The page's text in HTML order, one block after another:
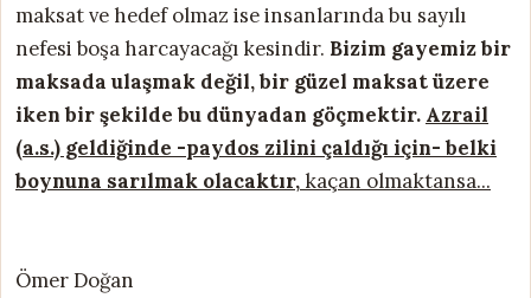
maksat ve hedef olmaz ise insanlarında bu sayılı
nefesi boşa harcayacağı kesindir. Bizim gayemiz bir
maksada ulaşmak değil, bir güzel maksat üzere
iken bir şekilde bu dünyadan göçmektir. Azrail
(a.s.) geldiğinde -paydos zilini çaldığı için- belki
boynuna sarılmak olacaktır,kaçan olmaktansa...
Ömer Doğan